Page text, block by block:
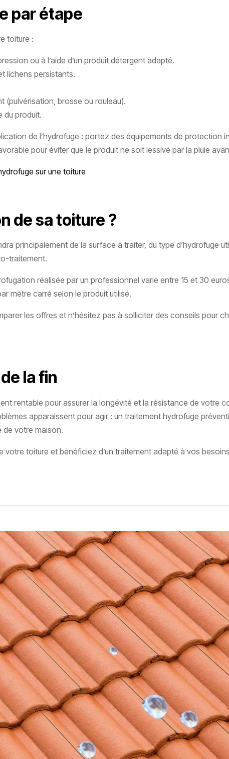
par étape
toiture :
ou à l’aide d’un produit détergent adapté.
lichens persistants.
(pulvérisation, brosse ou rouleau).
du produit.
de l’hydrofuge : portez des équipements de protection
pour éviter que le produit ne soit lessivé par la pluie
sur une toiture
de sa toiture ?
principalement de la surface à traiter, du type d’hydrofuge
traitement.
réalisée par un professionnel varie entre 15 et 30
mètre carré selon le produit utilisé.
les offres et n’hésitez pas à solliciter des conseils pour
la fin
rentable pour assurer la longévité et la résistance de votre
apparaissent pour agir : un traitement hydrofuge
de votre maison.
toiture et bénéficiez d’un traitement adapté à vos